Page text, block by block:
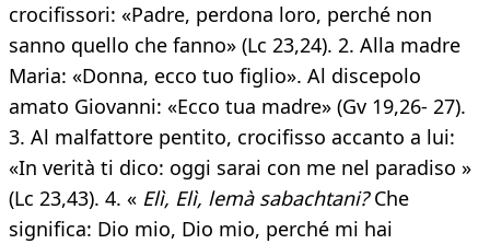
crocifissori: «Padre, perdona loro, perché non
sanno quello che fanno» (Lc 23,24). 2. Alla madre
Maria: «Donna, ecco tuo figlio». Al discepolo
amato Giovanni: «Ecco tua madre» (Gv 19,26- 27).
3. Al malfattore pentito, crocifisso accanto a lui:
«In verità ti dico: oggi sarai con me nel paradiso »
(Lc 23,43). 4. « Elì, Elì, lemà sabachtani?Che
significa: Dio mio, Dio mio, perché mi hai